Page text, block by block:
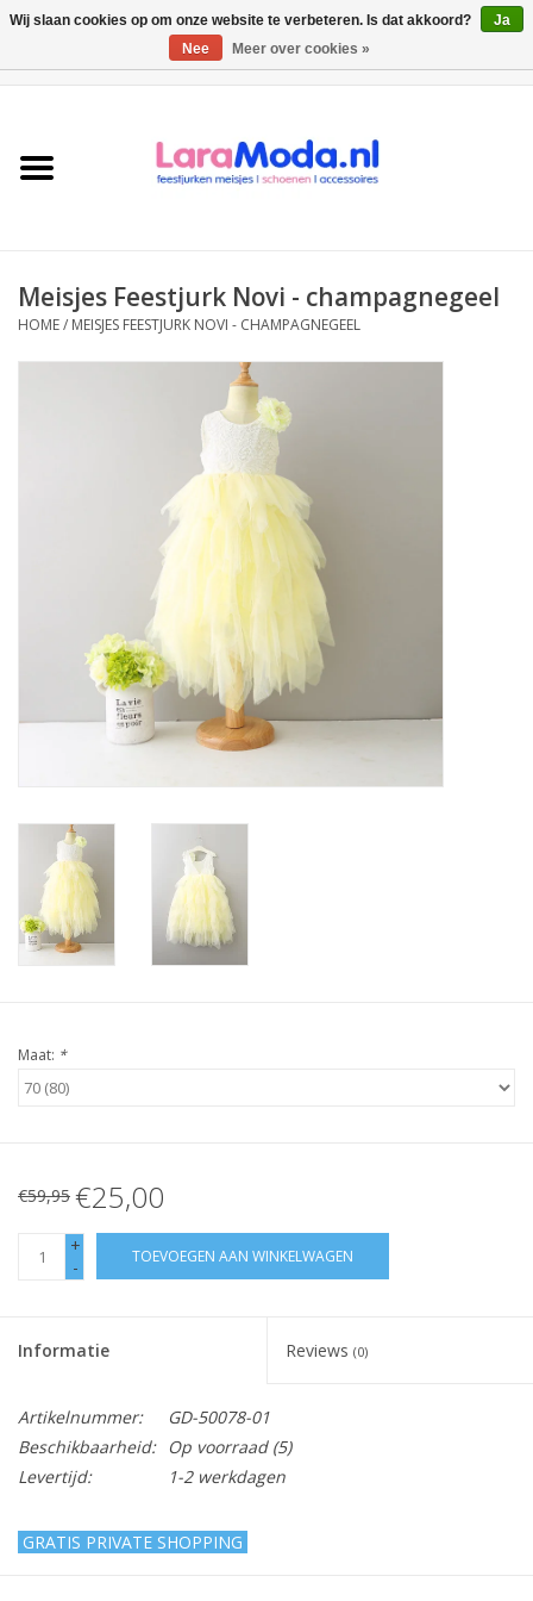
collecties
Bolero meisje
Meisjes Feestjurk Novi - champagnegeel
HOME/ MEISJES FEESTJURK NOVI - CHAMPAGNEGEEL
Maat: *
€59,95 €25,00
+
-
TOEVOEGEN AAN WINKELWAGEN
Informatie Reviews (0)
Artikelnummer:
GD-50078-01
Beschikbaarheid:
Op voorraad(5)
Levertijd:
1-2 werkdagen
GRATIS PRIVATE SHOPPING
Wij slaan cookies op om onze website te verbeteren. Is dat akkoord?
Ja
Nee
Meer over cookies »